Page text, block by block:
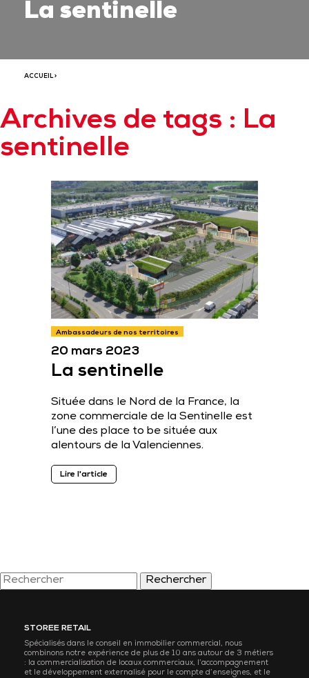
La sentinelle
ACCUEIL>
Archives de tags : La
sentinelle
Ambassadeurs de nos territoires
20 mars 2023
La sentinelle
Située dans le Nord de la France, la
zone commerciale de la Sentinelle est
l’une des place to be située aux
alentours de la Valenciennes.
Lire l'article
Rechercher
STOREE RETAIL
Spécialisés dans le conseil en immobilier commercial, nous
combinons notre expérience de plus de 10 ans autour de 3 métiers
: la commercialisation de locaux commerciaux, l’accompagnement
et le développement externalisé pour le compte d’enseignes, et le